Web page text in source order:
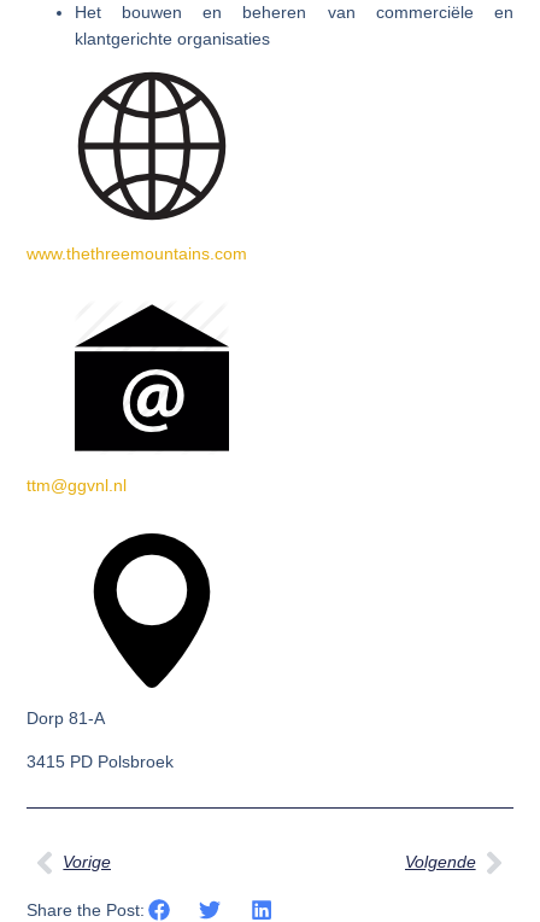
Het bouwen en beheren van commerciële en
klantgerichte organisaties
www.thethreemountains.com
ttm@ggvnl.nl
Dorp 81-A
3415 PD Polsbroek
Vorige Volgende
Share the Post: